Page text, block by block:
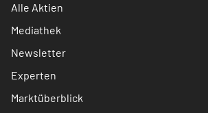
Alle Aktien
Mediathek
Newsletter
Experten
Marktüberblick